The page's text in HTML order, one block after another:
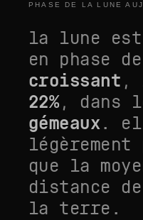
PHASE DE LA LUNE
la lune est
en phase de
croissant ,
22%, dans
gémeaux.
légèrement
que la
distance de
la terre.